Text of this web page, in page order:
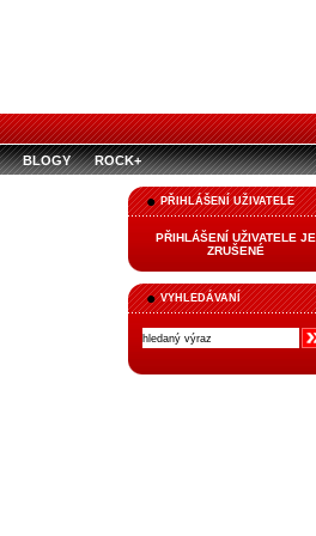
BLOGY ROCK+
PŘIHLÁŠENÍ UŽIVATELE
PŘIHLÁŠENÍ UŽIVATELE JE
ZRUŠENÉ
VYHLEDÁVANÍ